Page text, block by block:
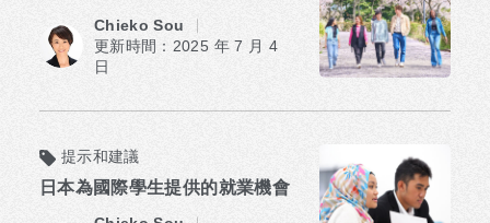
Chieko Sou
更新時間：2025 年 7 月 4
日
提示和建議
日本為國際學生提供的就業機會